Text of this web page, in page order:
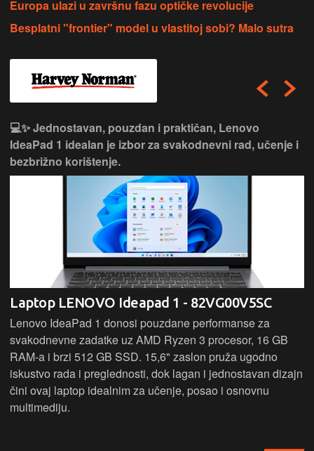
Europa ulazi u završnu fazu optičke revolucije
Besplatni "frontier" model u vlastitoj sobi? Malo sutra
💻✨ Jednostavan, pouzdan i praktičan, Lenovo
IdeaPad 1 idealan je izbor za svakodnevni rad, učenje i
bezbrižno korištenje.
Laptop LENOVO Ideapad 1 - 82VG00V5SC
Lenovo IdeaPad 1 donosi pouzdane performanse za
svakodnevne zadatke uz AMD Ryzen 3 procesor, 16 GB
RAM-a i brzi 512 GB SSD. 15,6" zaslon pruža ugodno
iskustvo rada i preglednosti, dok lagan i jednostavan dizajn
čini ovaj laptop idealnim za učenje, posao i osnovnu
multimediju.